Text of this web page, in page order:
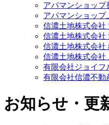
アパマンショップ
アパマンショップ
信濃土地株式会社
信濃土地株式会社
信濃土地株式会社
信濃土地株式会社
有限会社ジョイフ
有限会社信濃不動
お知らせ・更